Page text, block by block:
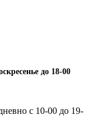
до 18-00
с 10-00 до 19-